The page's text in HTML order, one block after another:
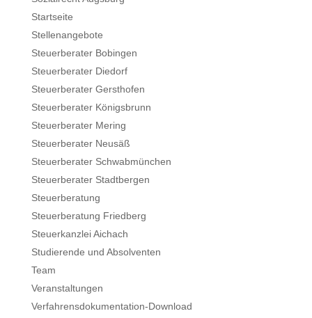
Startseite
Stellenangebote
Steuerberater Bobingen
Steuerberater Diedorf
Steuerberater Gersthofen
Steuerberater Königsbrunn
Steuerberater Mering
Steuerberater Neusäß
Steuerberater Schwabmünchen
Steuerberater Stadtbergen
Steuerberatung
Steuerberatung Friedberg
Steuerkanzlei Aichach
Studierende und Absolventen
Team
Veranstaltungen
Verfahrensdokumentation-Download